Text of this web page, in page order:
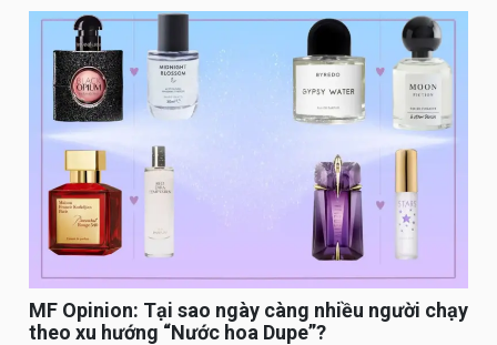
MF Opinion: Tại sao ngày càng nhiều người chạy
theo xu hướng “Nước hoa Dupe”?